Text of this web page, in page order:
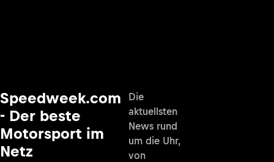
Speedweek.com
- Der beste
Motorsport im
Netz
Die
aktuellsten
News rund
um die Uhr,
von